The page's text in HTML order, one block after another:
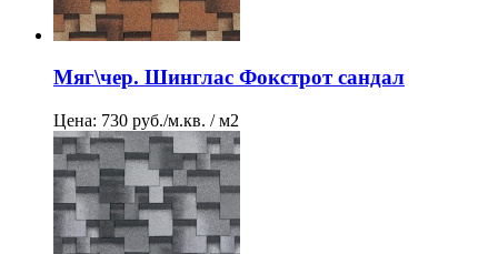
Мяг\чер. Шинглас Фокстрот сандал
Цена: 730 руб./м.кв. / м2